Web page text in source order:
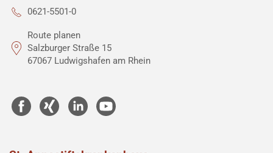
0621-5501-0
Route planen
Salzburger Straße 15
67067 Ludwigshafen am Rhein